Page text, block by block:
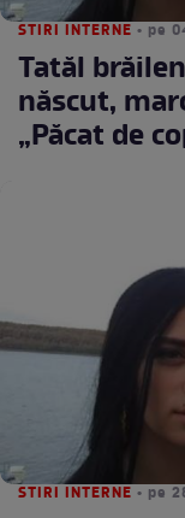
STIRI INTERNE • pe
Tatăl
născut,
„Păcat de
STIRI INTERNE • pe